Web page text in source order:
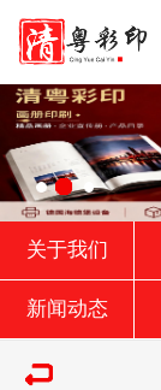
关于我们
新闻动态